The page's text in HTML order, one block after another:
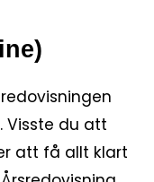
Visste du att
att få allt klart